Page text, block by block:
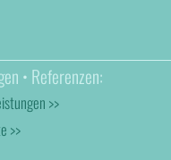
• Referenzen:
>>
>>